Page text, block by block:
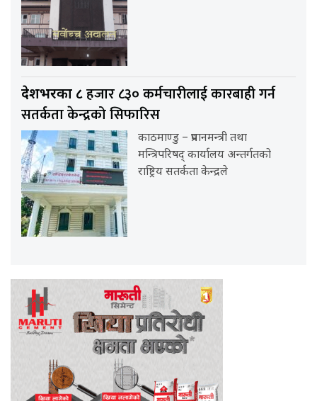
देशभरका ८हजार ८३० कर्मचारीलाई कारबाही गर्न
सतर्कता केन्द्रको सिफारिस
काठमाण्डु – प्रधानमन्त्री तथा
मन्त्रिपरिषद् कार्यालय अन्तर्गतको
राष्ट्रिय सतर्कता केन्द्रले